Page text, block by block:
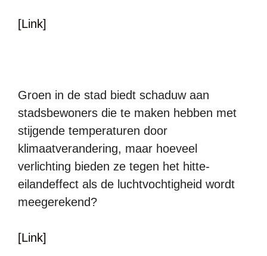
[Link]
Groen in de stad biedt schaduw aan
stadsbewoners die te maken hebben met
stijgende temperaturen door
klimaatverandering, maar hoeveel
verlichting bieden ze tegen het hitte-
eilandeffect als de luchtvochtigheid wordt
meegerekend?
[Link]